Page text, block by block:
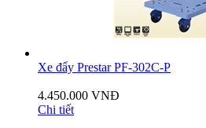
Xe đẩy Prestar PF-302C-P
4.450.000 VNĐ
Chi tiết